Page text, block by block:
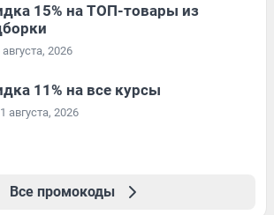
15% на ТОП-товары из
2026
11% на все курсы
августа, 2026
Все промокоды